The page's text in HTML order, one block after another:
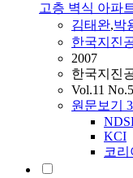
고층 벽식 아파
김태완,박
한국지진
2007
한국지진
Vol.11 No.5
원문보기 3
KCI
코리